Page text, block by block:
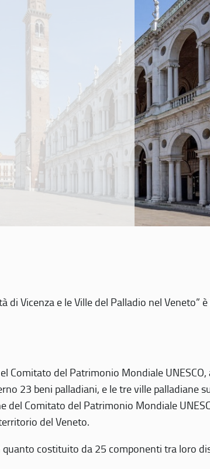
di Vicenza e le Ville del Palladio nel
Comitato del Patrimonio Mondiale
23 beni palladiani, e le tre ville palladiane
del Comitato del Patrimonio Mondiale
del Veneto.
costituito da 25 componenti tra loro